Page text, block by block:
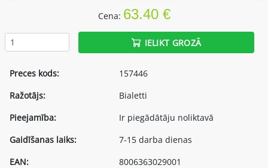
Cena: 63.40 €
IELIKT GROZĀ
Preces kods:
157446
Ražotājs:
Bialetti
Pieejamība:
Ir piegādātāju noliktavā
Gaidīšanas laiks:
7-15 darba dienas
EAN:
8006363029001